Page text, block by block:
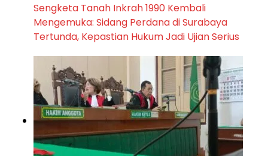
Sengketa Tanah Inkrah 1990 Kembali
Mengemuka: Sidang Perdana di Surabaya
Tertunda, Kepastian Hukum Jadi Ujian Serius